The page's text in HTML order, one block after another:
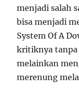
menjadi salah
bisa menjadi
System Of A
kritiknya tanpa
melainkan
merenung